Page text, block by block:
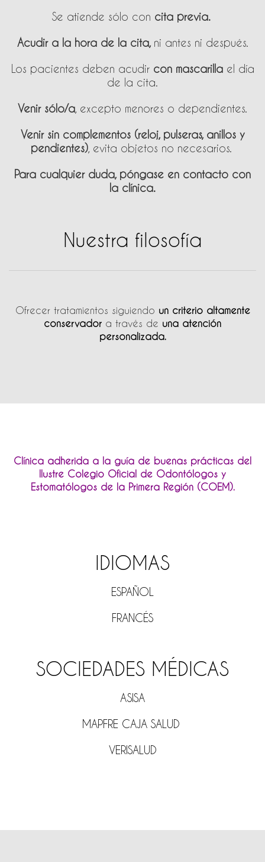
Se atiende sólo con cita previa.
Acudir a la hora de la cita, ni antes ni después.
Los pacientes deben acudir con mascarillael día
de la cita.
Venir sólo/a , excepto menores o dependientes.
Venir sin complementos (reloj, pulseras, anillos y
pendientes), evita objetos no necesarios.
Para cualquier duda, póngase en contacto con
la clínica.
Nuestra filosofía
Ofrecer tratamientos siguiendo un criterio altamente
conservador a través de una atención
personalizada.
Clínica adherida a la guía de buenas prácticas del
IIustre Colegio Oficial de Odontólogos y
Estomatólogos de la Primera Región (COEM).
IDIOMAS
ESPAÑOL
FRANCÉS
SOCIEDADES MÉDICAS
ASISA
MAPFRE CAJA SALUD
VERISALUD